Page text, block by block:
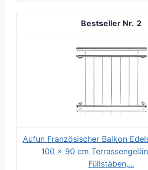
2
Aufun Französischer Balkon
100 x 90 cm
Füllstäben,...